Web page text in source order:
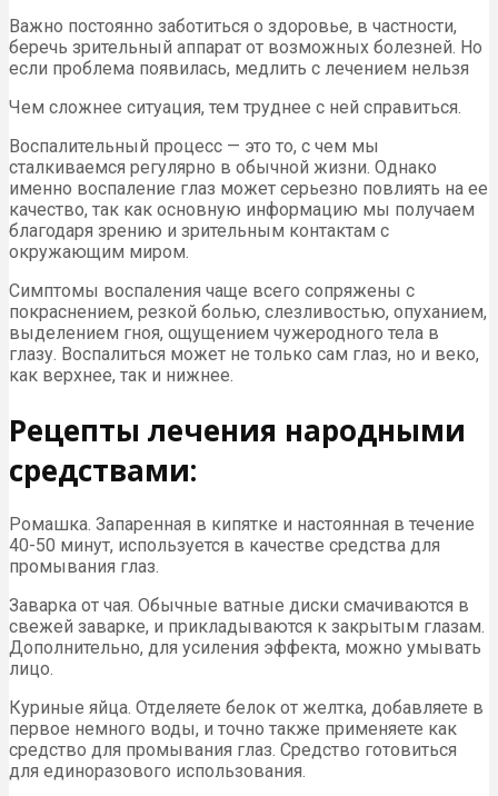
Важно постоянно заботиться о здоровье, в частности,
беречь зрительный аппарат от возможных болезней. Но
если проблема появилась, медлить с лечением нельзя
Чем сложнее ситуация, тем труднее с ней справиться.
Воспалительный процесс — это то, с чем мы
сталкиваемся регулярно в обычной жизни. Однако
именно воспаление глаз может серьезно повлиять на ее
качество, так как основную информацию мы получаем
благодаря зрению и зрительным контактам с
окружающим миром.
Симптомы воспаления чаще всего сопряжены с
покраснением, резкой болью, слезливостью, опуханием,
выделением гноя, ощущением чужеродного тела в
глазу. Воспалиться может не только сам глаз, но и веко,
как верхнее, так и нижнее.
Рецепты лечения народными
средствами:
Ромашка. Запаренная в кипятке и настоянная в течение
40-50 минут, используется в качестве средства для
промывания глаз.
Заварка от чая. Обычные ватные диски смачиваются в
свежей заварке, и прикладываются к закрытым глазам.
Дополнительно, для усиления эффекта, можно умывать
лицо.
Куриные яйца. Отделяете белок от желтка, добавляете в
первое немного воды, и точно также применяете как
средство для промывания глаз. Средство готовиться
для единоразового использования.